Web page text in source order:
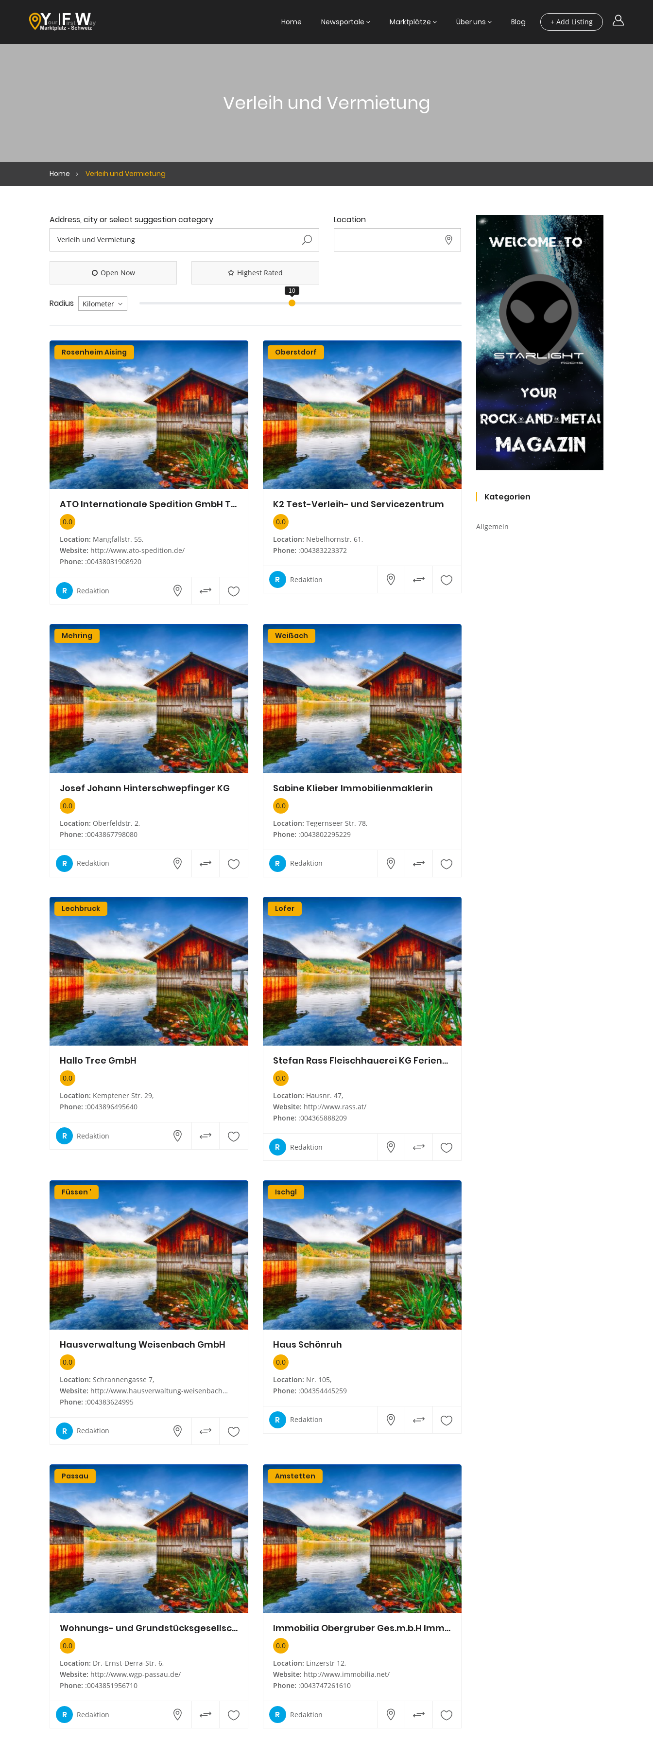
+ Add Listing
Home Newsportale Marktplätze Über uns Blog
Verleih und Vermietung
Home Verleih und Vermietung
Address, city or select suggestion category Location
Open Now Highest Rated
Radius
Rosenheim Aising
ATO Internationale Spedition GmbH Transport und Logistik
0.0
Location: Mangfallstr. 55,
Website: http://www.ato-spedition.de/
Phone: :00438031908920
R Redaktion
Oberstdorf
K2 Test-Verleih- und Servicezentrum
0.0
Location: Nebelhornstr. 61,
Phone: :004383223372
R Redaktion
Mehring
Josef Johann Hinterschwepfinger KG
0.0
Location: Oberfeldstr. 2,
Phone: :0043867798080
R Redaktion
Weißach
Sabine Klieber Immobilienmaklerin
0.0
Location: Tegernseer Str. 78,
Phone: :0043802295229
R Redaktion
Lechbruck
Hallo Tree GmbH
0.0
Location: Kemptener Str. 29,
Phone: :0043896495640
R Redaktion
Lofer
Stefan Rass Fleischhauerei KG Ferienwohnungen
0.0
Location: Hausnr. 47,
Website: http://www.rass.at/
Phone: :004365888209
R Redaktion
Füssen '
Hausverwaltung Weisenbach GmbH
0.0
Location: Schrannengasse 7,
Website: http://www.hausverwaltung-weisenbach.de/
Phone: :004383624995
R Redaktion
Ischgl
Haus Schönruh
0.0
Location: Nr. 105,
Phone: :004354445259
R Redaktion
Passau
Wohnungs- und Grundstücksgesellschaft Passau mbH (WGP)
0.0
Location: Dr.-Ernst-Derra-Str. 6,
Website: http://www.wgp-passau.de/
Phone: :0043851956710
R Redaktion
Amstetten
Immobilia Obergruber Ges.m.b.H Immobilien- u. Realitätenvermittlung Ges.mbH
0.0
Location: Linzerstr 12,
Website: http://www.immobilia.net/
Phone: :0043747261610
R Redaktion
Kategorien
Allgemein